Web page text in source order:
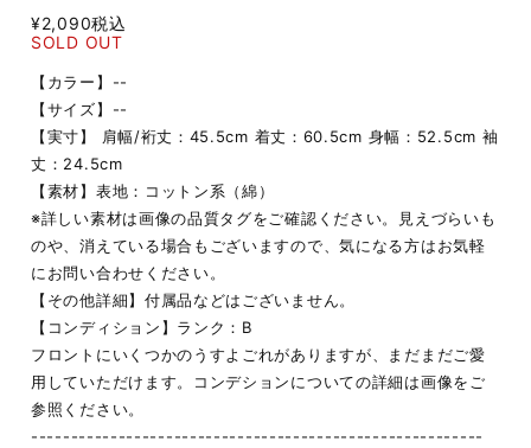
¥2,090税込
SOLD OUT
【カラー】--
【サイズ】--
【実寸】 肩幅/裄丈：45.5cm 着丈：60.5cm 身幅：52.5cm 袖
丈：24.5cm
【素材】表地：コットン系（綿）
※詳しい素材は画像の品質タグをご確認ください。見えづらいも
のや、消えている場合もございますので、気になる方はお気軽
にお問い合わせください。
【その他詳細】付属品などはございません。
【コンディション】ランク：B
フロントにいくつかのうすよごれがありますが、まだまだご愛
用していただけます。コンデションについての詳細は画像をご
参照ください。
---------------------------------------------------------